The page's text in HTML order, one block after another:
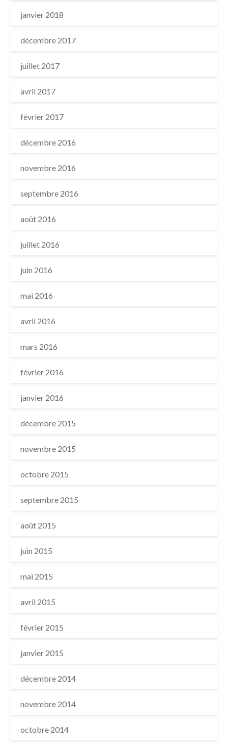
janvier 2018
décembre 2017
juillet 2017
avril 2017
février 2017
décembre 2016
novembre 2016
septembre 2016
août 2016
juillet 2016
juin 2016
mai 2016
avril 2016
mars 2016
février 2016
janvier 2016
décembre 2015
novembre 2015
octobre 2015
septembre 2015
août 2015
juin 2015
mai 2015
avril 2015
février 2015
janvier 2015
décembre 2014
novembre 2014
octobre 2014